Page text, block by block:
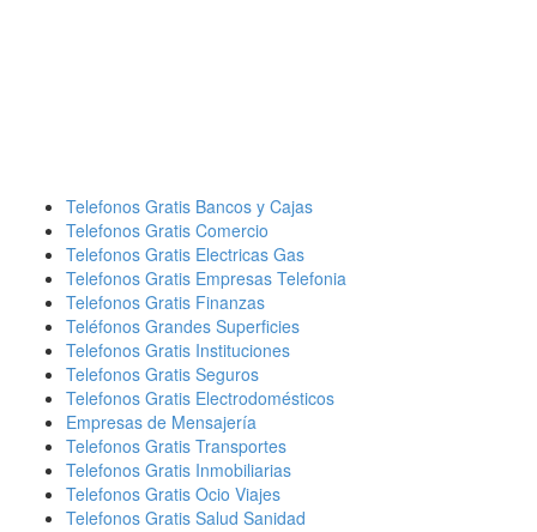
Telefonos Gratis Bancos y Cajas
Telefonos Gratis Comercio
Telefonos Gratis Electricas Gas
Telefonos Gratis Empresas Telefonia
Telefonos Gratis Finanzas
Teléfonos Grandes Superficies
Telefonos Gratis Instituciones
Telefonos Gratis Seguros
Telefonos Gratis Electrodomésticos
Empresas de Mensajería
Telefonos Gratis Transportes
Telefonos Gratis Inmobiliarias
Telefonos Gratis Ocio Viajes
Telefonos Gratis Salud Sanidad